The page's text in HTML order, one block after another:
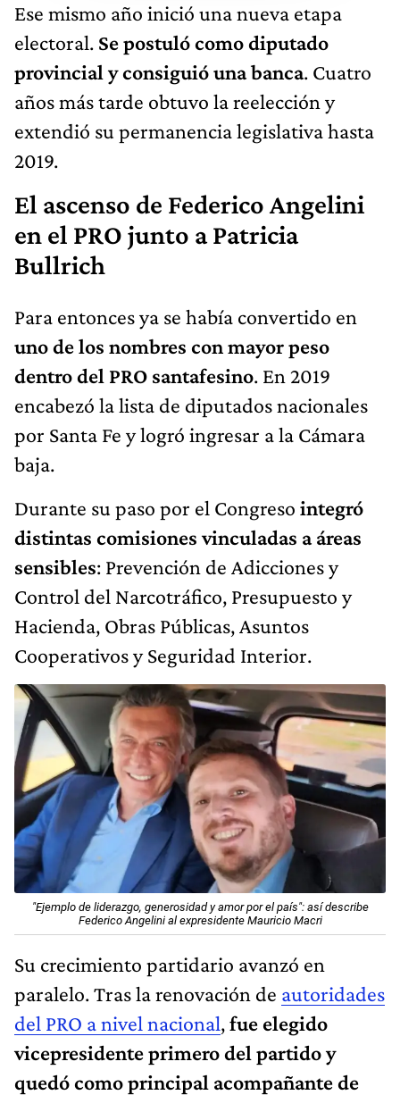
Ese mismo año inició una nueva etapa
electoral. Se postuló como diputado
provincial y consiguió una banca. Cuatro
años más tarde obtuvo la reelección y
extendió su permanencia legislativa hasta
2019.
El ascenso de Federico Angelini
en el PRO junto a Patricia
Bullrich
Para entonces ya se había convertido en
uno de los nombres con mayor peso
dentro del PRO santafesino. En 2019
encabezó la lista de diputados nacionales
por Santa Fe y logró ingresar a la Cámara
baja.
Durante su paso por el Congreso integró
distintas comisiones vinculadas a áreas
sensibles: Prevención de Adicciones y
Control del Narcotráfico, Presupuesto y
Hacienda, Obras Públicas, Asuntos
Cooperativos y Seguridad Interior.
"Ejemplo de liderazgo, generosidad y amor por el país": así describe
Federico Angelini al expresidente Mauricio Macri
Su crecimiento partidario avanzó en
paralelo. Tras la renovación de autoridades
del PRO a nivel nacional,fue elegido
vicepresidente primero del partido y
quedó como principal acompañante de